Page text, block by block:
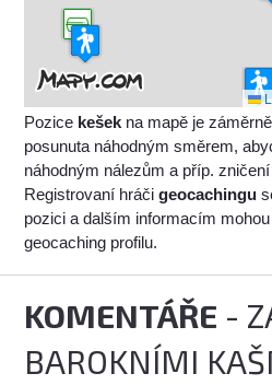
Pozice kešek na mapě je
posunuta náhodným směrem,
náhodným nálezům a příp.
Registrovaní hráčigeocachingu
pozici a dalším informacím
geocaching profilu.
KOMENTÁŘE -
BAROKNÍMI